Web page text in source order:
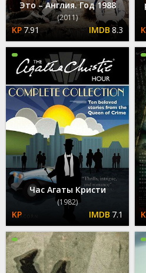
Это – Англия. Год 1988
(2011)
7.91 8.3
Час Агаты Кристи
(1982)
7.1